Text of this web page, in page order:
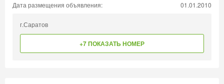
Дата размещения объявления: 01.01.2010
г.Саратов
+7 ПОКАЗАТЬ НОМЕР